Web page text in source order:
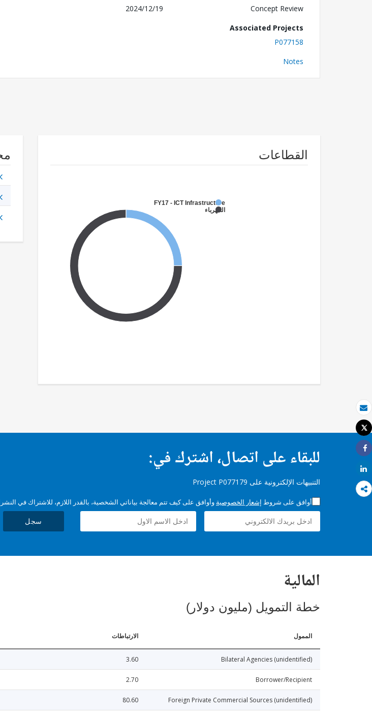
بريد الكتروني
طباعة
Tweet
Share
Share
Concept Review
2024/12/19
Associated Projects
P077158
Notes
القطاعات
FY17 - ICT Infrastructure
الكهرباء
للبقاء على اتصال، اشترك في:
التنبيهات الإلكترونية على Project P077179
أوافق على شروط إشعار الخصوصية وأوافق على كيف تتم معالجة بياناتي الشخصية، بالقدر اللازم، للاشتراك في
سجل
المالية
خطة التمويل (مليون دولار)
الممول الارتباطات
Bilateral Agencies (unidentified)
3.60
Borrower/Recipient
2.70
Foreign Private Commercial Sources (unidentified)
80.60